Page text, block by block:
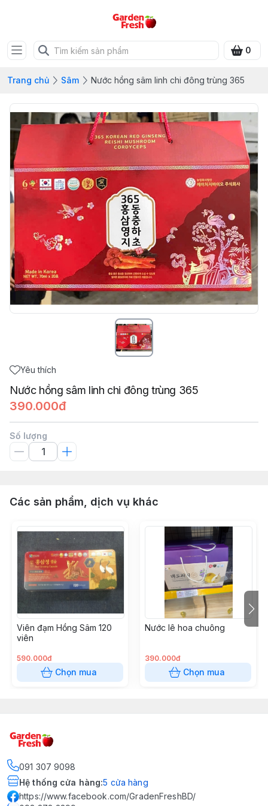
0
Trang chủ Sâm Nước hồng sâm linh chi đông trùng 365
Yêu thích
Nước hồng sâm linh chi đông trùng 365
390.000đ
Số lượng
Các sản phẩm, dịch vụ khác
Viên đạm Hồng Sâm 120
viên
590.000đ
Chọn mua
Nước lê hoa chuông
390.000đ
Chọn mua
091 307 9098
Hệ thống cửa hàng:5 cửa hàng
https://www.facebook.com/GradenFreshBD/